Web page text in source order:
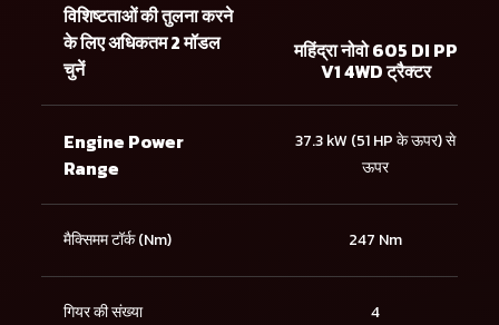
विशिष्टताओं की तुलना करने
के लिए अधिकतम 2 मॉडल
चुनें
महिंद्रा नोवो 605 DI PP
V1 4WD ट्रैक्टर
Engine Power
Range
37.3 kW (51 HP के ऊपर) से
ऊपर
मैक्सिमम टॉर्क (Nm) 247 Nm
गियर की संख्या 4